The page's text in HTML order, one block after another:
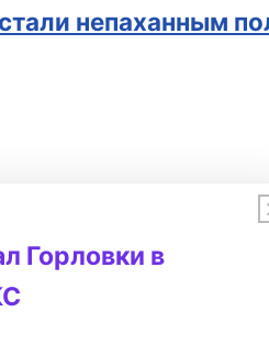
непаханным
пособия в ДНР
Горловки в